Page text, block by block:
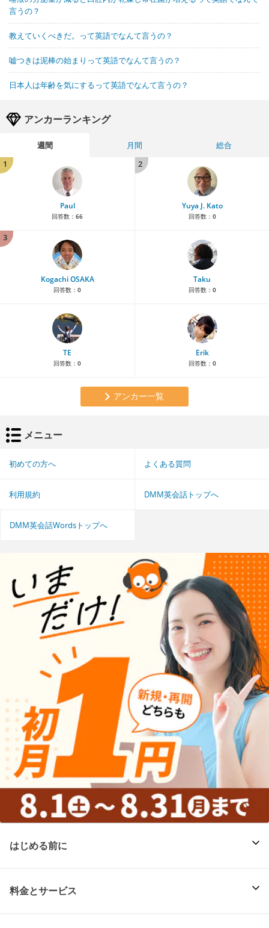
言うの？
教えていくべきだ。って英語でなんて言うの？
嘘つきは泥棒の始まりって英語でなんて言うの？
日本人は年齢を気にするって英語でなんて言うの？
アンカーランキング
週間 月間
総合
1
Paul
回答数： 66
2
Yuya J. Kato
回答数： 0
3
Kogachi OSAKA
回答数： 0
Taku
回答数： 0
TE
回答数： 0
Erik
回答数： 0
アンカー一覧
メニュー
初めての方へ よくある質問
利用規約 DMM英会話トップへ
DMM英会話Wordsトップへ
はじめる前に
料金とサービス